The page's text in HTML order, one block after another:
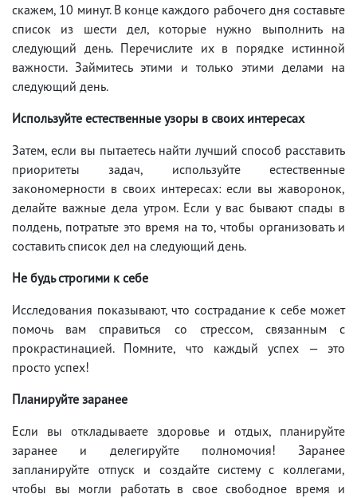
скажем, 10 минут. В конце каждого рабочего дня составьте
список из шести дел, которые нужно выполнить на
следующий день. Перечислите их в порядке истинной
важности. Займитесь этими и только этими делами на
следующий день.
Используйте естественные узоры в своих интересах
Затем, если вы пытаетесь найти лучший способ расставить
приоритеты задач, используйте естественные
закономерности в своих интересах: если вы жаворонок,
делайте важные дела утром. Если у вас бывают спады в
полдень, потратьте это время на то, чтобы организовать и
составить список дел на следующий день.
Не будь строгими к себе
Исследования показывают, что сострадание к себе может
помочь вам справиться со стрессом, связанным с
прокрастинацией. Помните, что каждый успех — это
просто успех!
Планируйте заранее
Если вы откладываете здоровье и отдых, планируйте
заранее и делегируйте полномочия! Заранее
запланируйте отпуск и создайте систему с коллегами,
чтобы вы могли работать в свое свободное время и